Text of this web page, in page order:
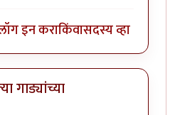
इन कराकिंवासदस्य व्हा
गाड्यांच्या